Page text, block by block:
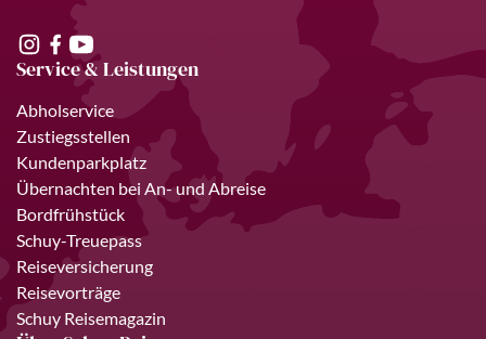
Service & Leistungen
Abholservice
Zustiegsstellen
Kundenparkplatz
Übernachten bei An- und Abreise
Bordfrühstück
Schuy-Treuepass
Reiseversicherung
Reisevorträge
Schuy Reisemagazin